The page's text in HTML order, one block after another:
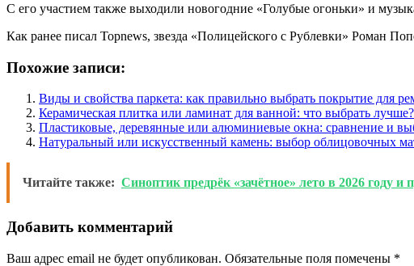
С его участием также выходили новогодние «Голубые огоньки» и
Как ранее писал Topnews, звезда «Полицейского с Рублевки» Роман
Похожие записи:
Виды и свойства паркета: как правильно выбрать покрытие для
Керамическая плитка или ламинат для ванной: что выбрать лучше?
Пластиковые, деревянные или алюминиевые окна: сравнение и
Натуральный или искусственный камень: выбор облицовочных
Читайте также: Синоптик предрёк «зачётное» лето в 2026 году
Добавить комментарий
Ваш адрес email не будет опубликован. Обязательные поля помечены *